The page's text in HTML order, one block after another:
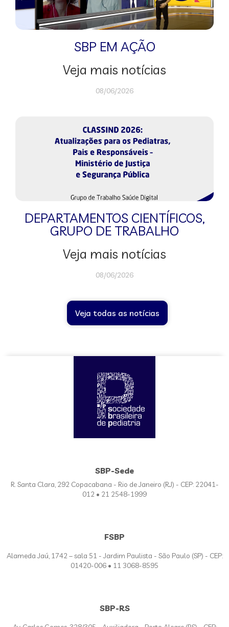
SBP EM AÇÃO
Veja mais notícias
08/06/2026
DEPARTAMENTOS CIENTÍFICOS,
GRUPO DE TRABALHO
Veja mais notícias
08/06/2026
Veja todas as notícias
SBP-Sede
R. Santa Clara, 292 Copacabana - Rio de Janeiro (RJ) - CEP: 22041-
012 • 21 2548-1999
FSBP
Alameda Jaú, 1742 – sala 51 - Jardim Paulista - São Paulo (SP) - CEP:
01420-006 • 11 3068-8595
SBP-RS